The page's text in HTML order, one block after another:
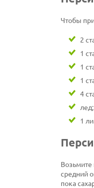
Чтобы
2
1
1
1
4
лед;
1
Возьмите
средний
пока